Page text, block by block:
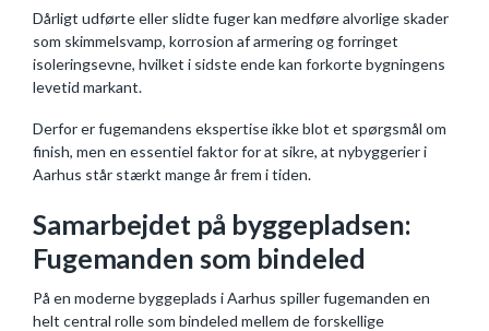
Dårligt udførte eller slidte fuger kan medføre alvorlige skader
som skimmelsvamp, korrosion af armering og forringet
isoleringsevne, hvilket i sidste ende kan forkorte bygningens
levetid markant.
Derfor er fugemandens ekspertise ikke blot et spørgsmål om
finish, men en essentiel faktor for at sikre, at nybyggerier i
Aarhus står stærkt mange år frem i tiden.
Samarbejdet på byggepladsen:
Fugemanden som bindeled
På en moderne byggeplads i Aarhus spiller fugemanden en
helt central rolle som bindeled mellem de forskellige